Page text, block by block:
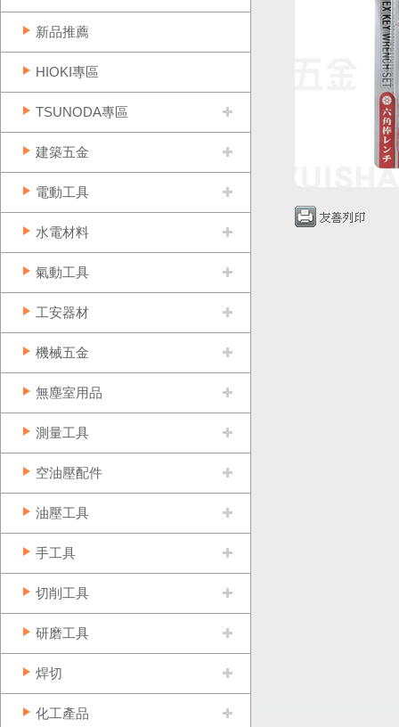
新品推薦
HIOKI專區
TSUNODA專區
建築五金
電動工具
水電材料
氣動工具
工安器材
機械五金
無塵室用品
測量工具
空油壓配件
油壓工具
手工具
切削工具
研磨工具
焊切
化工產品